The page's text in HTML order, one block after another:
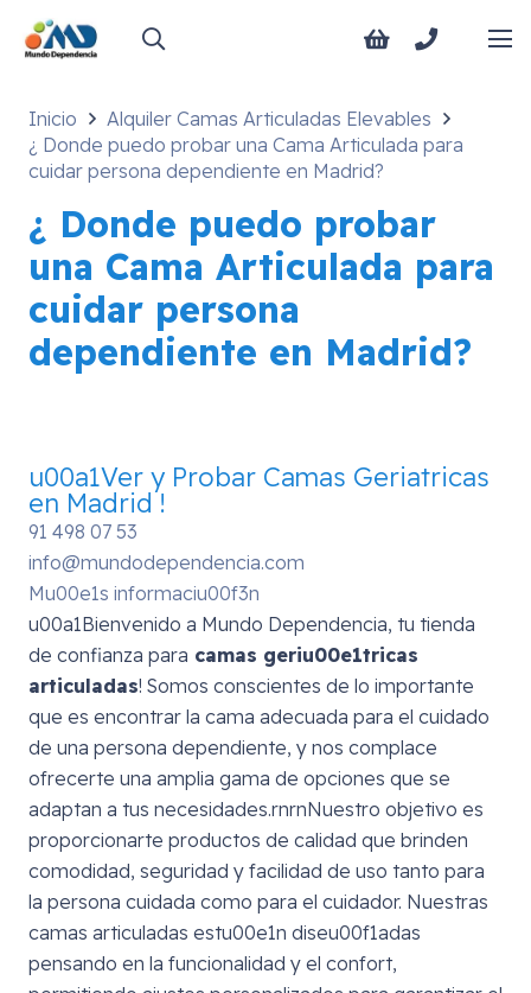
Inicio
Alquiler Camas Articuladas Elevables
¿ Donde puedo probar una Cama Articulada para
cuidar persona dependiente en Madrid?
¿ Donde puedo probar
una Cama Articulada para
cuidar persona
dependiente en Madrid?
u00a1Ver y Probar Camas Geriatricas
en Madrid !
91 498 07 53
info@mundodependencia.com
Mu00e1s informaciu00f3n
u00a1Bienvenido a Mundo Dependencia, tu tienda
de confianza para camas geriu00e1tricas
articuladas! Somos conscientes de lo importante
que es encontrar la cama adecuada para el cuidado
de una persona dependiente, y nos complace
ofrecerte una amplia gama de opciones que se
adaptan a tus necesidades.rnrnNuestro objetivo es
proporcionarte productos de calidad que brinden
comodidad, seguridad y facilidad de uso tanto para
la persona cuidada como para el cuidador. Nuestras
camas articuladas estu00e1n diseu00f1adas
pensando en la funcionalidad y el confort,